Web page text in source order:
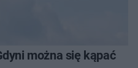
można się kąpać